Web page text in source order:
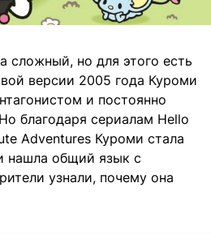
сложный, но для этого есть
версии 2005 года Куроми
и постоянно
благодаря сериалам Hello
Adventures Куроми стала
нашла общий язык с
узнали, почему она